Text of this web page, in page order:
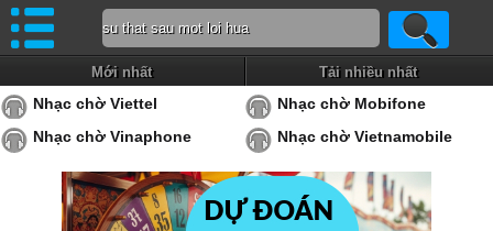
Mới nhất Tải nhiều nhất
Nhạc chờ Viettel
Nhạc chờ Mobifone
Nhạc chờ Vinaphone
Nhạc chờ Vietnamobile